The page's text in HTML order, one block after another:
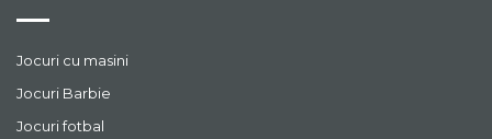
Jocuri cu masini
Jocuri Barbie
Jocuri fotbal